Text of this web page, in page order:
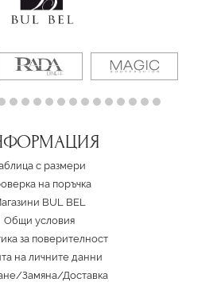
с размери
на поръчка
BUL BEL
Oбщи условия
за поверителност
на личните данни
Замяна/Доставка